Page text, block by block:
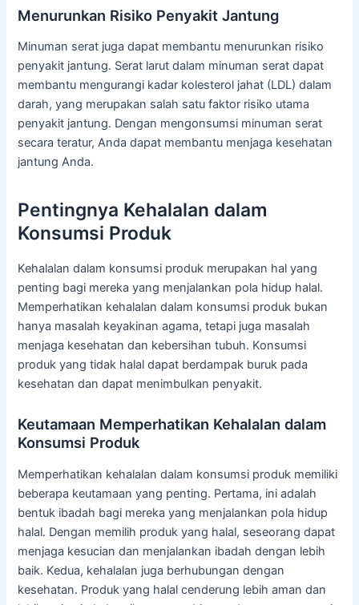
Menurunkan Risiko Penyakit Jantung
Minuman serat juga dapat membantu menurunkan risiko
penyakit jantung. Serat larut dalam minuman serat dapat
membantu mengurangi kadar kolesterol jahat (LDL) dalam
darah, yang merupakan salah satu faktor risiko utama
penyakit jantung. Dengan mengonsumsi minuman serat
secara teratur, Anda dapat membantu menjaga kesehatan
jantung Anda.
Pentingnya Kehalalan dalam
Konsumsi Produk
Kehalalan dalam konsumsi produk merupakan hal yang
penting bagi mereka yang menjalankan pola hidup halal.
Memperhatikan kehalalan dalam konsumsi produk bukan
hanya masalah keyakinan agama, tetapi juga masalah
menjaga kesehatan dan kebersihan tubuh. Konsumsi
produk yang tidak halal dapat berdampak buruk pada
kesehatan dan dapat menimbulkan penyakit.
Keutamaan Memperhatikan Kehalalan dalam
Konsumsi Produk
Memperhatikan kehalalan dalam konsumsi produk memiliki
beberapa keutamaan yang penting. Pertama, ini adalah
bentuk ibadah bagi mereka yang menjalankan pola hidup
halal. Dengan memilih produk yang halal, seseorang dapat
menjaga kesucian dan menjalankan ibadah dengan lebih
baik. Kedua, kehalalan juga berhubungan dengan
kesehatan. Produk yang halal cenderung lebih aman dan